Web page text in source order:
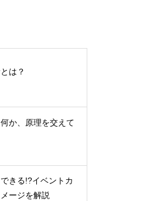
は？
か、原理を交えて
きる!?イベントカ
ージを解説